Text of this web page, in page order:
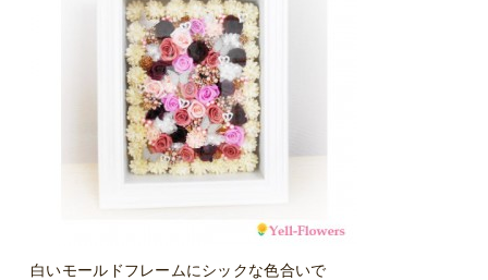
白いモールドフレームにシックな色合いで